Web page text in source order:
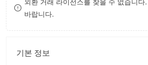
8
외환 거래 라이선스를 찾을 수 없습니다
바랍니다.
기본 정보